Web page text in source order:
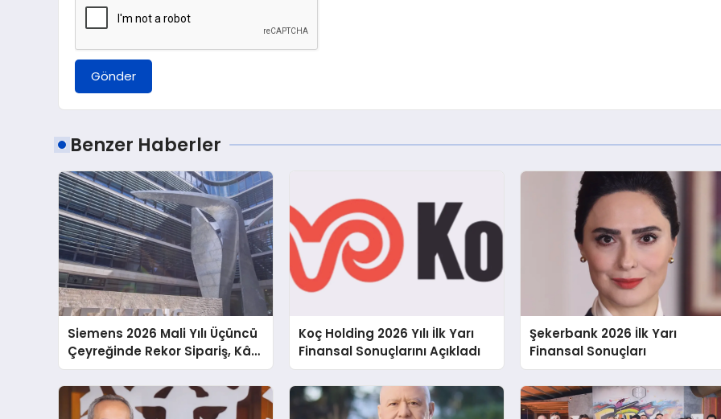
Gönder
Benzer Haberler
Siemens 2026 Mali Yılı Üçüncü
Çeyreğinde Rekor Sipariş, Kâr
ve Yükseltilen EPS Beklentisi
Koç Holding 2026 Yılı İlk Yarı
Finansal Sonuçlarını Açıkladı
Şekerbank 2026 İlk Yarı
Finansal Sonuçları